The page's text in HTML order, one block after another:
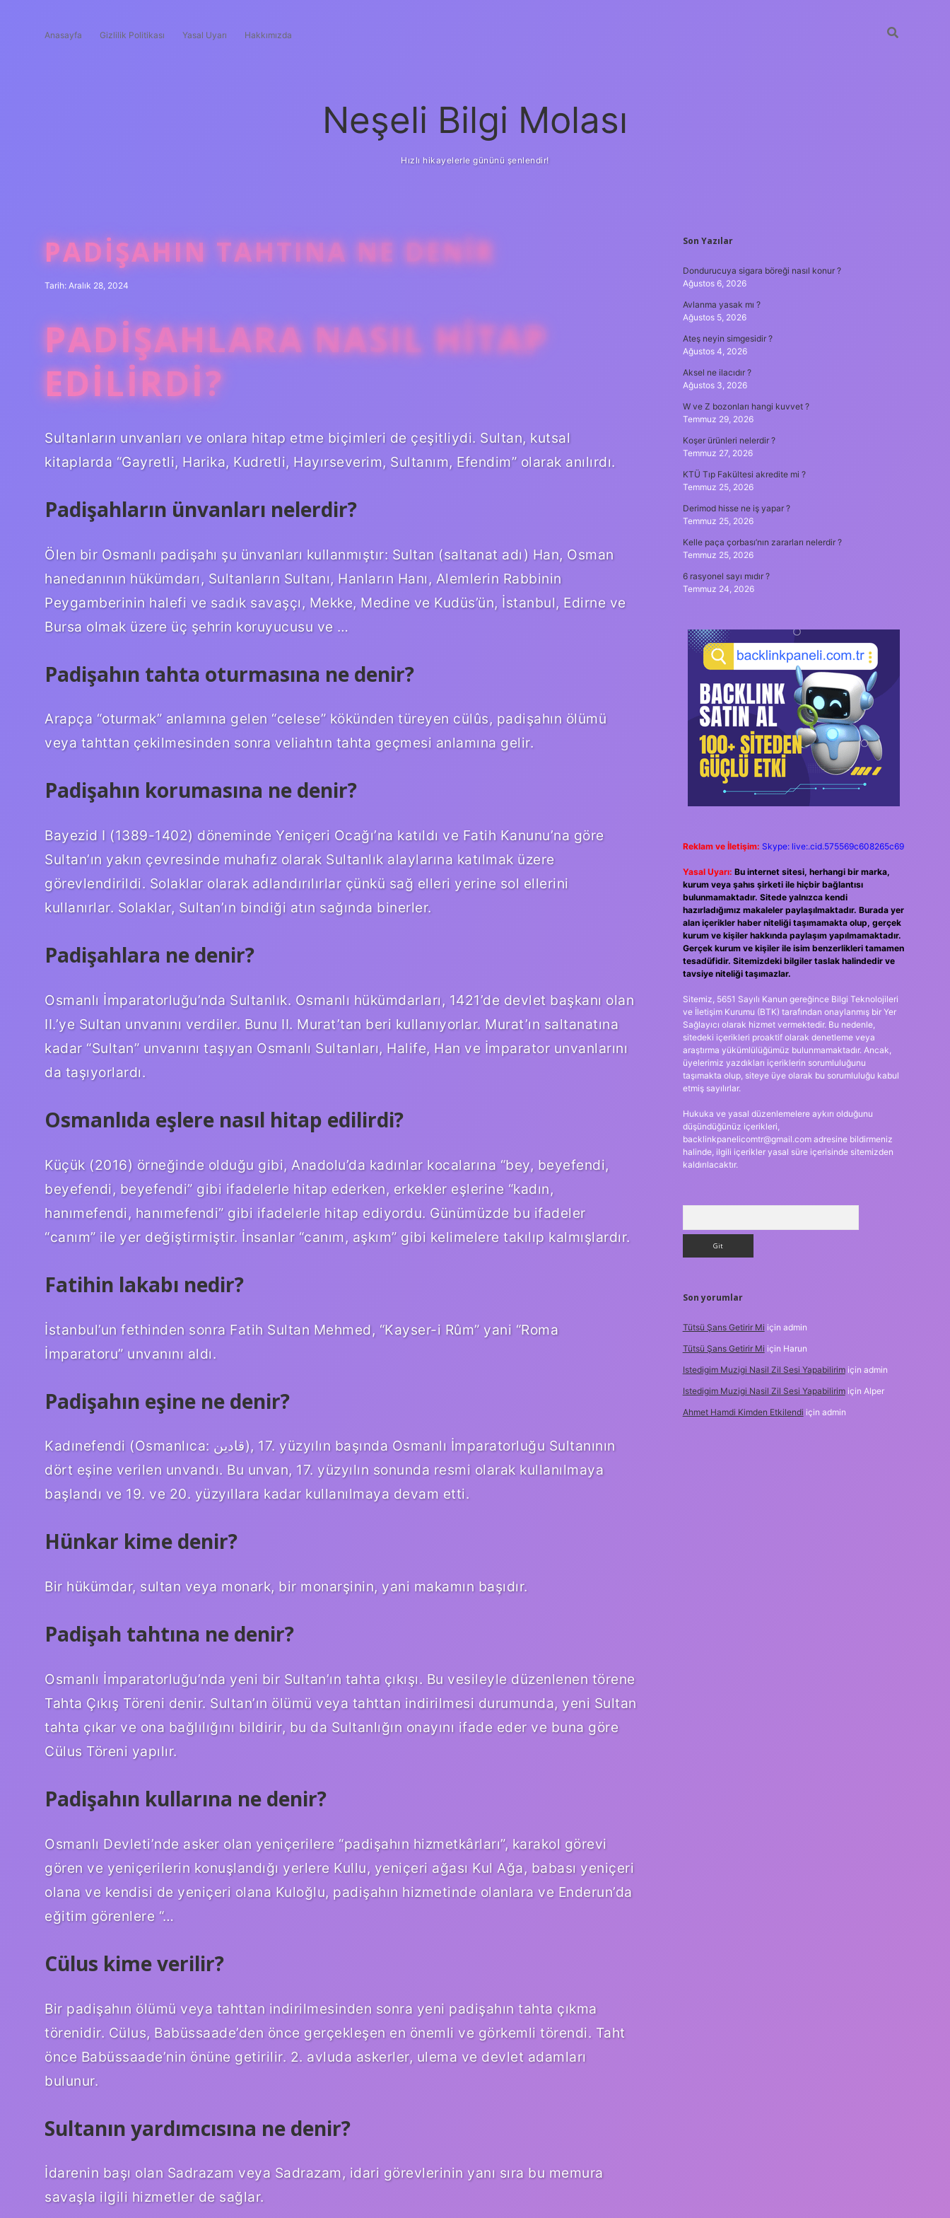
Anasayfa Gizlilik Politikası Yasal Uyarı Hakkımızda
Neşeli Bilgi Molası
Hızlı hikayelerle gününü şenlendir!
PADIŞAHIN TAHTINA NE DENIR
Tarih: Aralık 28, 2024
PADIŞAHLARA NASIL HITAP
EDILIRDI?
Sultanların unvanları ve onlara hitap etme biçimleri de çeşitliydi. Sultan, kutsal
kitaplarda “Gayretli, Harika, Kudretli, Hayırseverim, Sultanım, Efendim” olarak anılırdı.
Padişahların ünvanları nelerdir?
Ölen bir Osmanlı padişahı şu ünvanları kullanmıştır: Sultan (saltanat adı) Han, Osman
hanedanının hükümdarı, Sultanların Sultanı, Hanların Hanı, Alemlerin Rabbinin
Peygamberinin halefi ve sadık savaşçı, Mekke, Medine ve Kudüs’ün, İstanbul, Edirne ve
Bursa olmak üzere üç şehrin koruyucusu ve …
Padişahın tahta oturmasına ne denir?
Arapça “oturmak” anlamına gelen “celese” kökünden türeyen cülûs, padişahın ölümü
veya tahttan çekilmesinden sonra veliahtın tahta geçmesi anlamına gelir.
Padişahın korumasına ne denir?
Bayezid I (1389-1402) döneminde Yeniçeri Ocağı’na katıldı ve Fatih Kanunu’na göre
Sultan’ın yakın çevresinde muhafız olarak Sultanlık alaylarına katılmak üzere
görevlendirildi. Solaklar olarak adlandırılırlar çünkü sağ elleri yerine sol ellerini
kullanırlar. Solaklar, Sultan’ın bindiği atın sağında binerler.
Padişahlara ne denir?
Osmanlı İmparatorluğu’nda Sultanlık. Osmanlı hükümdarları, 1421’de devlet başkanı olan
II.’ye Sultan unvanını verdiler. Bunu II. Murat’tan beri kullanıyorlar. Murat’ın saltanatına
kadar “Sultan” unvanını taşıyan Osmanlı Sultanları, Halife, Han ve İmparator unvanlarını
da taşıyorlardı.
Osmanlıda eşlere nasıl hitap edilirdi?
Küçük (2016) örneğinde olduğu gibi, Anadolu’da kadınlar kocalarına “bey, beyefendi,
beyefendi, beyefendi” gibi ifadelerle hitap ederken, erkekler eşlerine “kadın,
hanımefendi, hanımefendi” gibi ifadelerle hitap ediyordu. Günümüzde bu ifadeler
“canım” ile yer değiştirmiştir. İnsanlar “canım, aşkım” gibi kelimelere takılıp kalmışlardır.
Fatihin lakabı nedir?
İstanbul’un fethinden sonra Fatih Sultan Mehmed, “Kayser-i Rûm” yani “Roma
İmparatoru” unvanını aldı.
Padişahın eşine ne denir?
Kadınefendi (Osmanlıca: قادین), 17. yüzyılın başında Osmanlı İmparatorluğu Sultanının
dört eşine verilen unvandı. Bu unvan, 17. yüzyılın sonunda resmi olarak kullanılmaya
başlandı ve 19. ve 20. yüzyıllara kadar kullanılmaya devam etti.
Hünkar kime denir?
Bir hükümdar, sultan veya monark, bir monarşinin, yani makamın başıdır.
Padişah tahtına ne denir?
Osmanlı İmparatorluğu’nda yeni bir Sultan’ın tahta çıkışı. Bu vesileyle düzenlenen törene
Tahta Çıkış Töreni denir. Sultan’ın ölümü veya tahttan indirilmesi durumunda, yeni Sultan
tahta çıkar ve ona bağlılığını bildirir, bu da Sultanlığın onayını ifade eder ve buna göre
Cülus Töreni yapılır.
Padişahın kullarına ne denir?
Osmanlı Devleti’nde asker olan yeniçerilere “padişahın hizmetkârları”, karakol görevi
gören ve yeniçerilerin konuşlandığı yerlere Kullu, yeniçeri ağası Kul Ağa, babası yeniçeri
olana ve kendisi de yeniçeri olana Kuloğlu, padişahın hizmetinde olanlara ve Enderun’da
eğitim görenlere “…
Cülus kime verilir?
Bir padişahın ölümü veya tahttan indirilmesinden sonra yeni padişahın tahta çıkma
törenidir. Cülus, Babüssaade’den önce gerçekleşen en önemli ve görkemli törendi. Taht
önce Babüssaade’nin önüne getirilir. 2. avluda askerler, ulema ve devlet adamları
bulunur.
Sultanın yardımcısına ne denir?
İdarenin başı olan Sadrazam veya Sadrazam, idari görevlerinin yanı sıra bu memura
savaşla ilgili hizmetler de sağlar.
SIDEBAR
Son Yazılar
Dondurucuya sigara böreği nasıl konur ?
Ağustos 6, 2026
Avlanma yasak mı ?
Ağustos 5, 2026
Ateş neyin simgesidir ?
Ağustos 4, 2026
Aksel ne ilacıdır ?
Ağustos 3, 2026
W ve Z bozonları hangi kuvvet ?
Temmuz 29, 2026
Koşer ürünleri nelerdir ?
Temmuz 27, 2026
KTÜ Tıp Fakültesi akredite mi ?
Temmuz 25, 2026
Derimod hisse ne iş yapar ?
Temmuz 25, 2026
Kelle paça çorbası’nın zararları nelerdir ?
Temmuz 25, 2026
6 rasyonel sayı mıdır ?
Temmuz 24, 2026
Reklam ve İletişim: Skype: live:.cid.575569c608265c69
Yasal Uyarı: Bu internet sitesi, herhangi bir marka,
kurum veya şahıs şirketi ile hiçbir bağlantısı
bulunmamaktadır. Sitede yalnızca kendi
hazırladığımız makaleler paylaşılmaktadır. Burada yer
alan içerikler haber niteliği taşımamakta olup, gerçek
kurum ve kişiler hakkında paylaşım yapılmamaktadır.
Gerçek kurum ve kişiler ile isim benzerlikleri tamamen
tesadüfidir. Sitemizdeki bilgiler taslak halindedir ve
tavsiye niteliği taşımazlar.
Sitemiz, 5651 Sayılı Kanun gereğince Bilgi Teknolojileri
ve İletişim Kurumu (BTK) tarafından onaylanmış bir Yer
Sağlayıcı olarak hizmet vermektedir. Bu nedenle,
sitedeki içerikleri proaktif olarak denetleme veya
araştırma yükümlülüğümüz bulunmamaktadır. Ancak,
üyelerimiz yazdıkları içeriklerin sorumluluğunu
taşımakta olup, siteye üye olarak bu sorumluluğu kabul
etmiş sayılırlar.
Hukuka ve yasal düzenlemelere aykırı olduğunu
düşündüğünüz içerikleri,
backlinkpanelicomtr@gmail.comadresine bildirmeniz
halinde, ilgili içerikler yasal süre içerisinde sitemizden
kaldırılacaktır.
Son yorumlar
Tütsü Şans Getirir Mi için admin
Tütsü Şans Getirir Mi için Harun
Istedigim Muzigi Nasil Zil Sesi Yapabilirimiçin admin
Istedigim Muzigi Nasil Zil Sesi Yapabilirimiçin Alper
Ahmet Hamdi Kimden Etkilendi için admin